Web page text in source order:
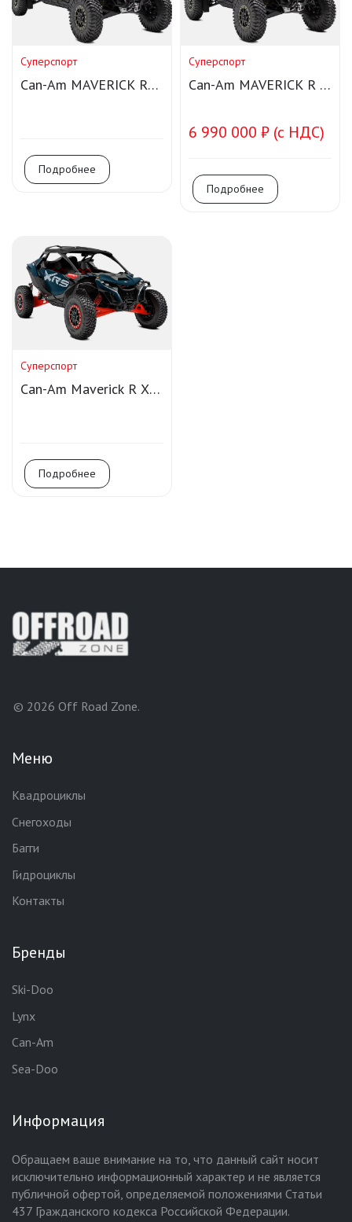
Суперспорт
Can-Am MAVERICK R
Подробнее
Суперспорт
Can-Am MAVERICK R X
6 990 000 ₽ (с НДС)
Подробнее
Суперспорт
Can-Am Maverick R X
Подробнее
© 2026 Off Road Zone.
Меню
Квадроциклы
Снегоходы
Багги
Гидроциклы
Контакты
Бренды
Ski-Doo
Lynx
Can-Am
Sea-Doo
Информация
Обращаем ваше внимание на то, что данный сайт носит
исключительно информационный характер и не является
публичной офертой, определяемой положениями Статьи
437 Гражданского кодекса Российской Федерации.